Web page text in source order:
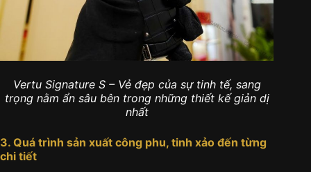
Vertu Signature S – Vẻ đẹp của sự tinh tế, sang
trọng nằm ẩn sâu bên trong những thiết kế giản dị
nhất
3. Quá trình sản xuất công phu, tinh xảo đến từng
chi tiết